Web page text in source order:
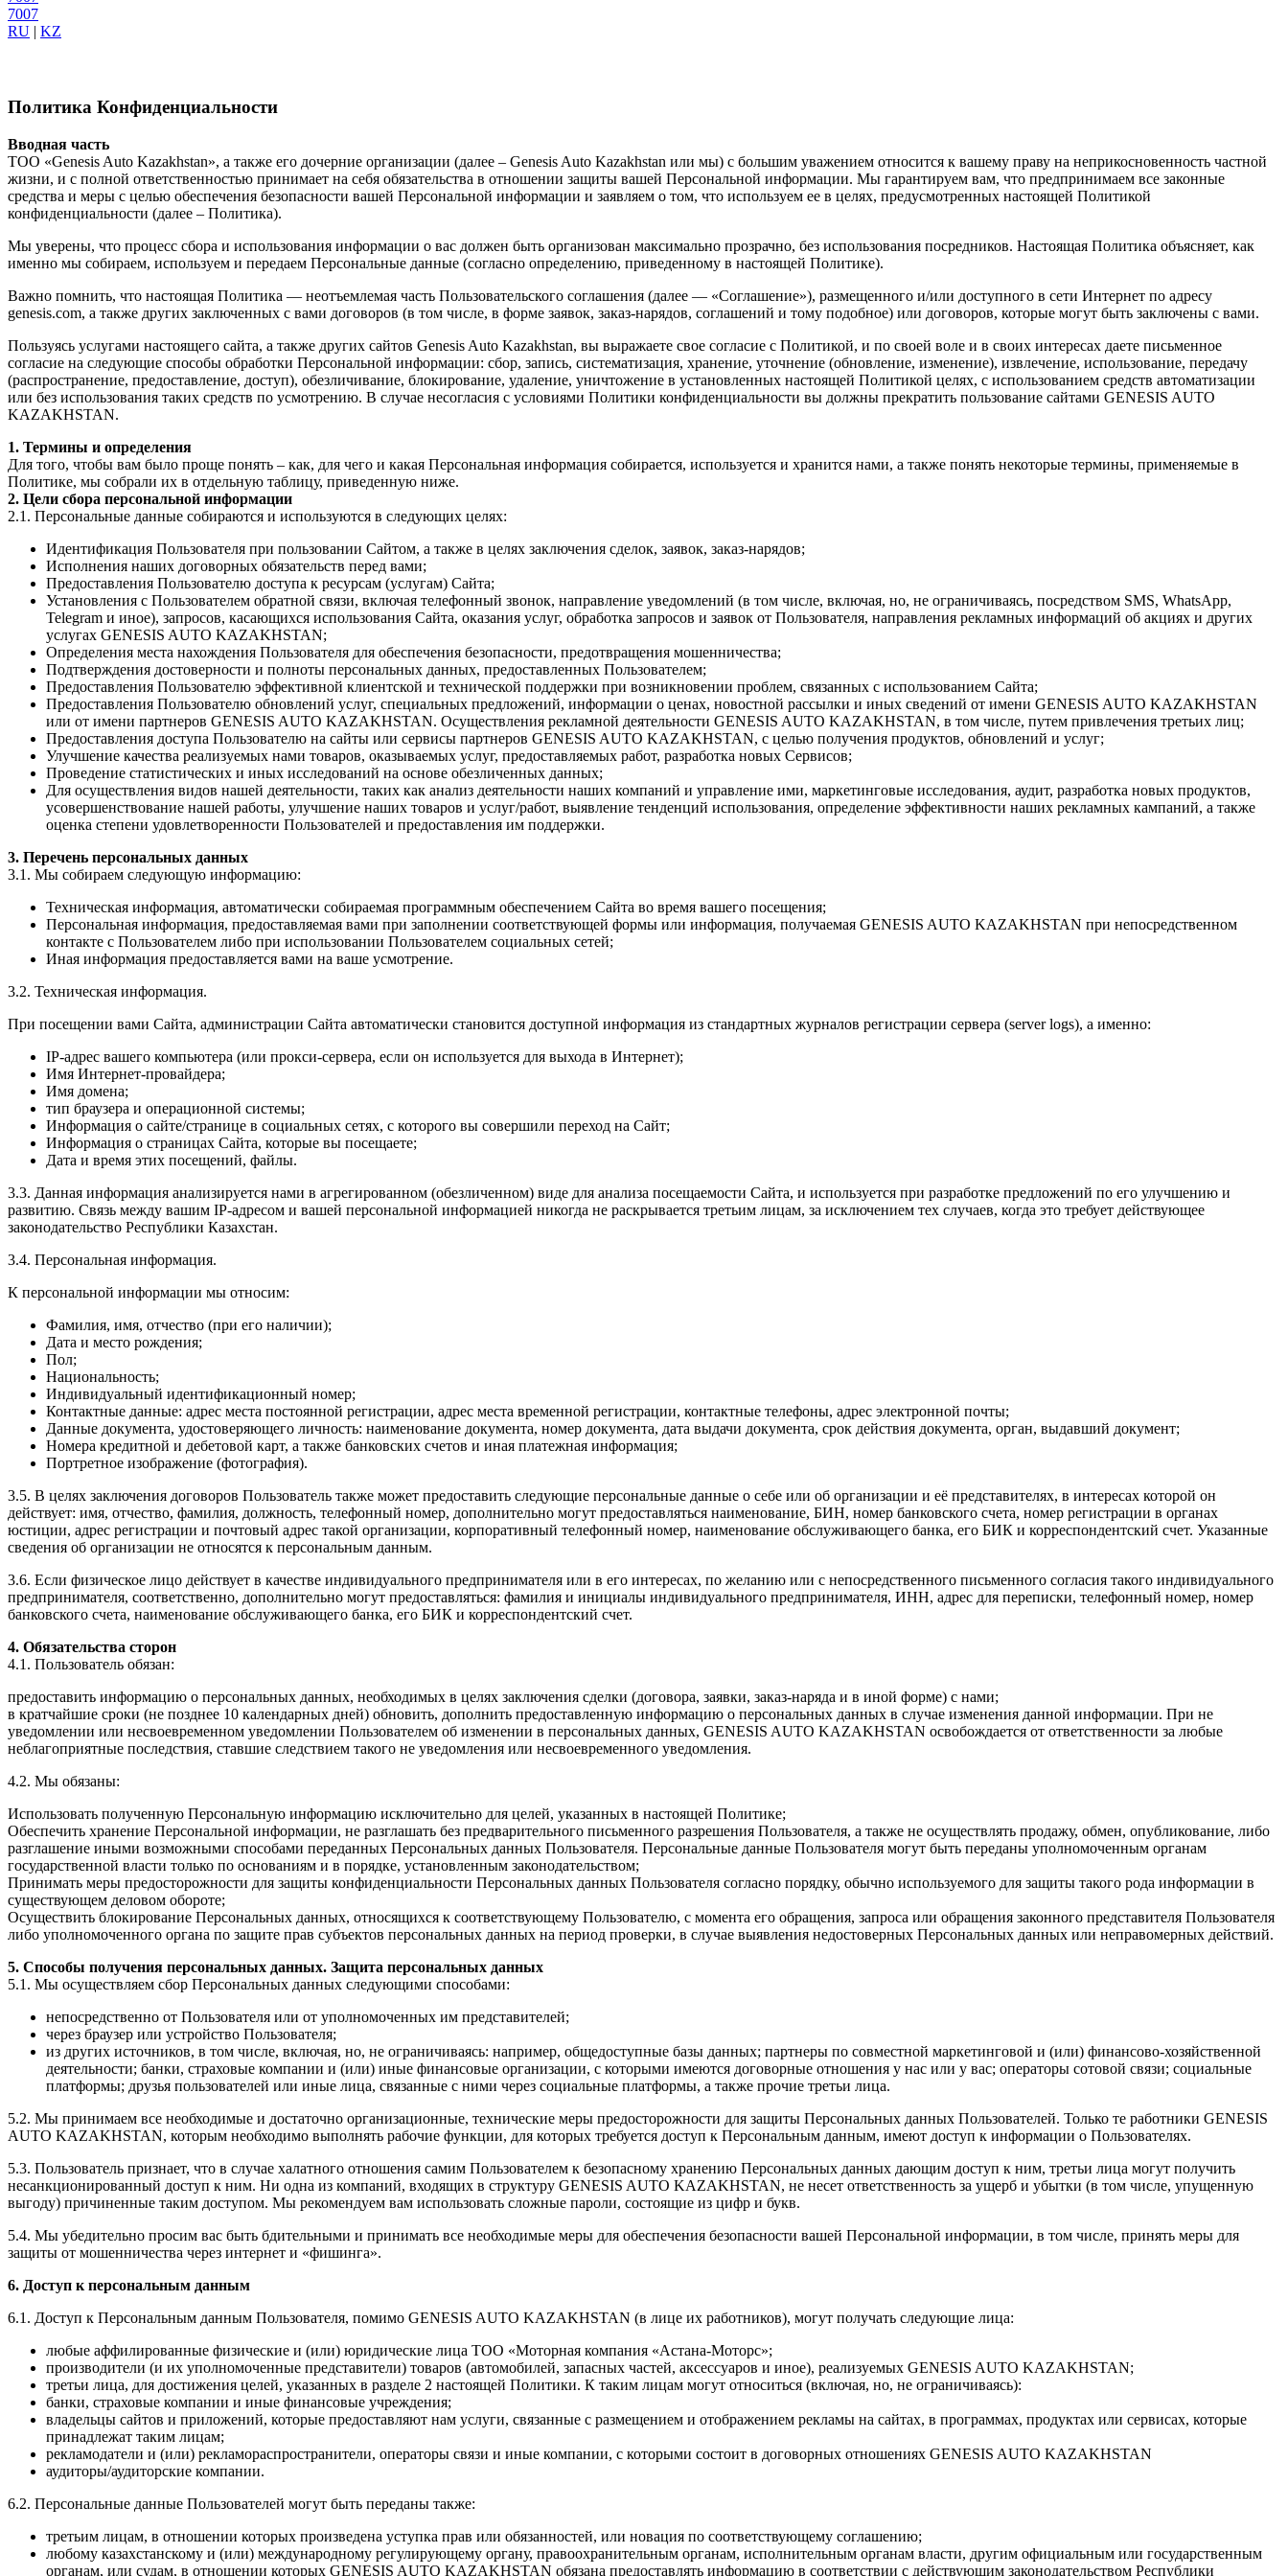
7007
RU | KZ
Политика Конфиденциальности
Вводная часть
ТОО «Genesis Auto Kazakhstan», а также его дочерние организации (далее – Genesis Auto Kazakhstan или мы) с большим уважением относится к вашему праву на неприкосновенность частной
жизни, и с полной ответственностью принимает на себя обязательства в отношении защиты вашей Персональной информации. Мы гарантируем вам, что предпринимаем все законные
средства и меры с целью обеспечения безопасности вашей Персональной информации и заявляем о том, что используем ее в целях, предусмотренных настоящей Политикой
конфиденциальности (далее – Политика).
Мы уверены, что процесс сбора и использования информации о вас должен быть организован максимально прозрачно, без использования посредников. Настоящая Политика объясняет, как
именно мы собираем, используем и передаем Персональные данные (согласно определению, приведенному в настоящей Политике).
Важно помнить, что настоящая Политика — неотъемлемая часть Пользовательского соглашения (далее — «Соглашение»), размещенного и/или доступного в сети Интернет по адресу
genesis.com, а также других заключенных с вами договоров (в том числе, в форме заявок, заказ-нарядов, соглашений и тому подобное) или договоров, которые могут быть заключены с вами.
Пользуясь услугами настоящего сайта, а также других сайтов Genesis Auto Kazakhstan, вы выражаете свое согласие с Политикой, и по своей воле и в своих интересах даете письменное
согласие на следующие способы обработки Персональной информации: сбор, запись, систематизация, хранение, уточнение (обновление, изменение), извлечение, использование, передачу
(распространение, предоставление, доступ), обезличивание, блокирование, удаление, уничтожение в установленных настоящей Политикой целях, с использованием средств автоматизации
или без использования таких средств по усмотрению. В случае несогласия с условиями Политики конфиденциальности вы должны прекратить пользование сайтами GENESIS AUTO
KAZAKHSTAN.
1. Термины и определения
Для того, чтобы вам было проще понять – как, для чего и какая Персональная информация собирается, используется и хранится нами, а также понять некоторые термины, применяемые в
Политике, мы собрали их в отдельную таблицу, приведенную ниже.
2. Цели сбора персональной информации
2.1. Персональные данные собираются и используются в следующих целях:
Идентификация Пользователя при пользовании Сайтом, а также в целях заключения сделок, заявок, заказ-нарядов;
Исполнения наших договорных обязательств перед вами;
Предоставления Пользователю доступа к ресурсам (услугам) Сайта;
Установления с Пользователем обратной связи, включая телефонный звонок, направление уведомлений (в том числе, включая, но, не ограничиваясь, посредством SMS, WhatsApp,
Telegram и иное), запросов, касающихся использования Сайта, оказания услуг, обработка запросов и заявок от Пользователя, направления рекламных информаций об акциях и других
услугах GENESIS AUTO KAZAKHSTAN;
Определения места нахождения Пользователя для обеспечения безопасности, предотвращения мошенничества;
Подтверждения достоверности и полноты персональных данных, предоставленных Пользователем;
Предоставления Пользователю эффективной клиентской и технической поддержки при возникновении проблем, связанных с использованием Сайта;
Предоставления Пользователю обновлений услуг, специальных предложений, информации о ценах, новостной рассылки и иных сведений от имени GENESIS AUTO KAZAKHSTAN
или от имени партнеров GENESIS AUTO KAZAKHSTAN. Осуществления рекламной деятельности GENESIS AUTO KAZAKHSTAN, в том числе, путем привлечения третьих лиц;
Предоставления доступа Пользователю на сайты или сервисы партнеров GENESIS AUTO KAZAKHSTAN, с целью получения продуктов, обновлений и услуг;
Улучшение качества реализуемых нами товаров, оказываемых услуг, предоставляемых работ, разработка новых Сервисов;
Проведение статистических и иных исследований на основе обезличенных данных;
Для осуществления видов нашей деятельности, таких как анализ деятельности наших компаний и управление ими, маркетинговые исследования, аудит, разработка новых продуктов,
усовершенствование нашей работы, улучшение наших товаров и услуг/работ, выявление тенденций использования, определение эффективности наших рекламных кампаний, а также
оценка степени удовлетворенности Пользователей и предоставления им поддержки.
3. Перечень персональных данных
3.1. Мы собираем следующую информацию:
Техническая информация, автоматически собираемая программным обеспечением Сайта во время вашего посещения;
Персональная информация, предоставляемая вами при заполнении соответствующей формы или информация, получаемая GENESIS AUTO KAZAKHSTAN при непосредственном
контакте с Пользователем либо при использовании Пользователем социальных сетей;
Иная информация предоставляется вами на ваше усмотрение.
3.2. Техническая информация.
При посещении вами Сайта, администрации Сайта автоматически становится доступной информация из стандартных журналов регистрации сервера (server logs), а именно:
IP-адрес вашего компьютера (или прокси-сервера, если он используется для выхода в Интернет);
Имя Интернет-провайдера;
Имя домена;
тип браузера и операционной системы;
Информация о сайте/странице в социальных сетях, с которого вы совершили переход на Сайт;
Информация о страницах Сайта, которые вы посещаете;
Дата и время этих посещений, файлы.
3.3. Данная информация анализируется нами в агрегированном (обезличенном) виде для анализа посещаемости Сайта, и используется при разработке предложений по его улучшению и
развитию. Связь между вашим IP-адресом и вашей персональной информацией никогда не раскрывается третьим лицам, за исключением тех случаев, когда это требует действующее
законодательство Республики Казахстан.
3.4. Персональная информация.
К персональной информации мы относим:
Фамилия, имя, отчество (при его наличии);
Дата и место рождения;
Пол;
Национальность;
Индивидуальный идентификационный номер;
Контактные данные: адрес места постоянной регистрации, адрес места временной регистрации, контактные телефоны, адрес электронной почты;
Данные документа, удостоверяющего личность: наименование документа, номер документа, дата выдачи документа, срок действия документа, орган, выдавший документ;
Номера кредитной и дебетовой карт, а также банковских счетов и иная платежная информация;
Портретное изображение (фотография).
3.5. В целях заключения договоров Пользователь также может предоставить следующие персональные данные о себе или об организации и её представителях, в интересах которой он
действует: имя, отчество, фамилия, должность, телефонный номер, дополнительно могут предоставляться наименование, БИН, номер банковского счета, номер регистрации в органах
юстиции, адрес регистрации и почтовый адрес такой организации, корпоративный телефонный номер, наименование обслуживающего банка, его БИК и корреспондентский счет. Указанные
сведения об организации не относятся к персональным данным.
3.6. Если физическое лицо действует в качестве индивидуального предпринимателя или в его интересах, по желанию или с непосредственного письменного согласия такого индивидуального
предпринимателя, соответственно, дополнительно могут предоставляться: фамилия и инициалы индивидуального предпринимателя, ИНН, адрес для переписки, телефонный номер, номер
банковского счета, наименование обслуживающего банка, его БИК и корреспондентский счет.
4. Обязательства сторон
4.1. Пользователь обязан:
предоставить информацию о персональных данных, необходимых в целях заключения сделки (договора, заявки, заказ-наряда и в иной форме) с нами;
в кратчайшие сроки (не позднее 10 календарных дней) обновить, дополнить предоставленную информацию о персональных данных в случае изменения данной информации. При не
уведомлении или несвоевременном уведомлении Пользователем об изменении в персональных данных, GENESIS AUTO KAZAKHSTAN освобождается от ответственности за любые
неблагоприятные последствия, ставшие следствием такого не уведомления или несвоевременного уведомления.
4.2. Мы обязаны:
Использовать полученную Персональную информацию исключительно для целей, указанных в настоящей Политике;
Обеспечить хранение Персональной информации, не разглашать без предварительного письменного разрешения Пользователя, а также не осуществлять продажу, обмен, опубликование, либо
разглашение иными возможными способами переданных Персональных данных Пользователя. Персональные данные Пользователя могут быть переданы уполномоченным органам
государственной власти только по основаниям и в порядке, установленным законодательством;
Принимать меры предосторожности для защиты конфиденциальности Персональных данных Пользователя согласно порядку, обычно используемого для защиты такого рода информации в
существующем деловом обороте;
Осуществить блокирование Персональных данных, относящихся к соответствующему Пользователю, с момента его обращения, запроса или обращения законного представителя Пользователя
либо уполномоченного органа по защите прав субъектов персональных данных на период проверки, в случае выявления недостоверных Персональных данных или неправомерных действий.
5. Способы получения персональных данных. Защита персональных данных
5.1. Мы осуществляем сбор Персональных данных следующими способами:
непосредственно от Пользователя или от уполномоченных им представителей;
через браузер или устройство Пользователя;
из других источников, в том числе, включая, но, не ограничиваясь: например, общедоступные базы данных; партнеры по совместной маркетинговой и (или) финансово-хозяйственной
деятельности; банки, страховые компании и (или) иные финансовые организации, с которыми имеются договорные отношения у нас или у вас; операторы сотовой связи; социальные
платформы; друзья пользователей или иные лица, связанные с ними через социальные платформы, а также прочие третьи лица.
5.2. Мы принимаем все необходимые и достаточно организационные, технические меры предосторожности для защиты Персональных данных Пользователей. Только те работники GENESIS
AUTO KAZAKHSTAN, которым необходимо выполнять рабочие функции, для которых требуется доступ к Персональным данным, имеют доступ к информации о Пользователях.
5.3. Пользователь признает, что в случае халатного отношения самим Пользователем к безопасному хранению Персональных данных дающим доступ к ним, третьи лица могут получить
несанкционированный доступ к ним. Ни одна из компаний, входящих в структуру GENESIS AUTO KAZAKHSTAN, не несет ответственность за ущерб и убытки (в том числе, упущенную
выгоду) причиненные таким доступом. Мы рекомендуем вам использовать сложные пароли, состоящие из цифр и букв.
5.4. Мы убедительно просим вас быть бдительными и принимать все необходимые меры для обеспечения безопасности вашей Персональной информации, в том числе, принять меры для
защиты от мошенничества через интернет и «фишинга».
6. Доступ к персональным данным
6.1. Доступ к Персональным данным Пользователя, помимо GENESIS AUTO KAZAKHSTAN (в лице их работников), могут получать следующие лица:
любые аффилированные физические и (или) юридические лица ТОО «Моторная компания «Астана-Моторс»;
производители (и их уполномоченные представители) товаров (автомобилей, запасных частей, аксессуаров и иное), реализуемых GENESIS AUTO KAZAKHSTAN;
третьи лица, для достижения целей, указанных в разделе 2 настоящей Политики. К таким лицам могут относиться (включая, но, не ограничиваясь):
банки, страховые компании и иные финансовые учреждения;
владельцы сайтов и приложений, которые предоставляют нам услуги, связанные с размещением и отображением рекламы на сайтах, в программах, продуктах или сервисах, которые
принадлежат таким лицам;
рекламодатели и (или) рекламораспространители, операторы связи и иные компании, с которыми состоит в договорных отношениях GENESIS AUTO KAZAKHSTAN
аудиторы/аудиторские компании.
6.2. Персональные данные Пользователей могут быть переданы также:
третьим лицам, в отношении которых произведена уступка прав или обязанностей, или новация по соответствующему соглашению;
любому казахстанскому и (или) международному регулирующему органу, правоохранительным органам, исполнительным органам власти, другим официальным или государственным
органам, или судам, в отношении которых GENESIS AUTO KAZAKHSTAN обязана предоставлять информацию в соответствии с действующим законодательством Республики